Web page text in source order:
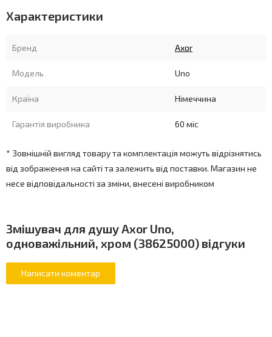
Характеристики
Бренд Axor
Модель Uno
Країна Німеччина
Гарантія виробника 60 міс
* Зовнішній вигляд товару та комплектація можуть відрізнятись
від зображення на сайті та залежить від поставки. Магазин не
несе відповідальності за зміни, внесені виробником
Змішувач для душу Axor Uno,
одноважільний, хром (38625000) відгуки